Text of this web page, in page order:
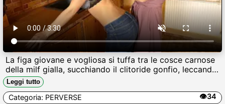
La figa giovane e vogliosa si tuffa tra le cosce carnose
della milf gialla, succhiando il clitoride gonfio, leccando
il miele salato che cola dal buco peloso, facendola
urlare mentre la lingua scopa profondo, ingoiando ogni
schizzo di sborra lesbo.
Leggi tutto
Categoria: PERVERSE 👁️34